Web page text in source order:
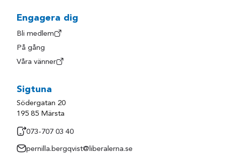
Engagera dig
Bli medlem
På gång
Våra vänner
Sigtuna
Södergatan 20
195 85 Märsta
073-707 03 40
pernilla.bergqvist@liberalerna.se